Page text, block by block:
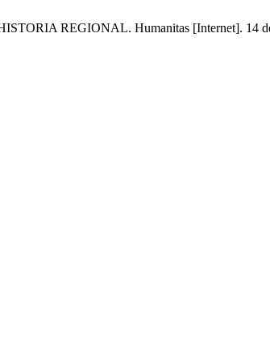
REGIONAL. Humanitas [Internet]. 14 de